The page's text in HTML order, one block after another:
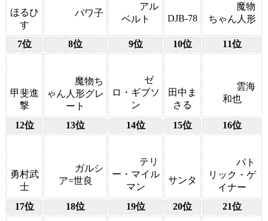
ほるひ
す
パワ子
アル
ベルト
DJB-78
魔物
ちゃん人形
7位 8位 9位 10位 11位
甲斐進
撃
魔物ち
ゃん人形グレ
ート
ゼ
ロ・ギブソ
ン
田中ま
さる
雲海
和也
12位 13位 14位 15位 16位
勇村武
士
ガルシ
ア=世良
テリ
ー・マイル
マン
サンタ
パト
リック・ゲ
イナー
17位
18位 19位 20位 21位